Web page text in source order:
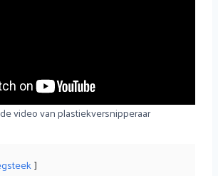
video van plastiekversnipperaar